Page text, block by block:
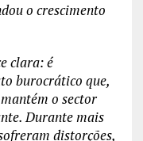
o crescimento
clara: é
burocrático que,
o sector
Durante mais
distorções,